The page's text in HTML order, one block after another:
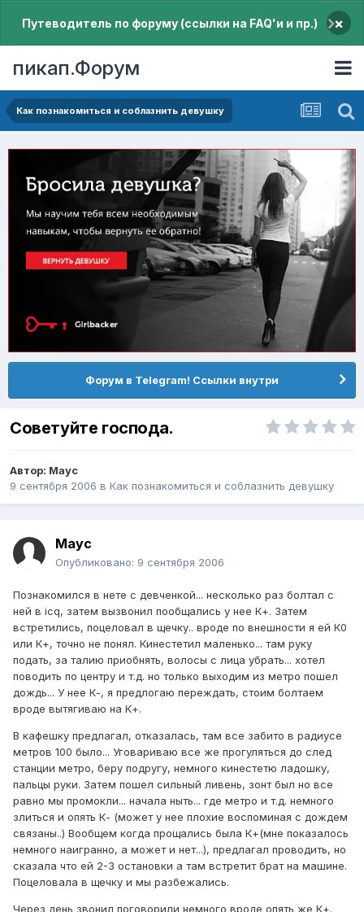
Путеводитель по форуму (ссылки на FAQ'и и пр.) ×
пикап.Форум
Как познакомиться и соблазнить девушку
Форум в Telegram! Ссылки внутри
Советуйте господа.
Автор: Mayc
9 сентября 2006 в Как познакомиться и соблазнить девушку
Mayc
Опубликовано: 9 сентября 2006
Познакомился в нете с девченкой... несколько раз болтал с
ней в icq, затем вызвонил пообщались у нее К+. Затем
встретились, поцеловал в щечку.. вроде по внешности я ей К0
или К+, точно не понял. Кинестетил маленько... там руку
подать, за талию приобнять, волосы с лица убрать... хотел
поводить по центру и т.д. но только выходим из метро пошел
дождь... У нее К-, я предлогаю переждать, стоим болтаем
вроде вытягиваю на К+.
В кафешку предлагал, отказалась, там все забито в радиусе
метров 100 было... Уговариваю все же прогуляться до след
станции метро, беру подругу, немного кинестетю ладошку,
пальцы руки. Затем пошел сильный ливень, зонт был но все
равно мы промокли... начала ныть... где метро и т.д. немного
злиться и опять К- (может у нее плохие воспоминая с дождем
связаны..) Вообщем когда прощались была К+(мне показалось
немного наигранно, а может и нет...), предлагал проводить, но
сказала что ей 2-3 остановки а там встретит брат на машине.
Поцеловала в щечку и мы разбежались.
Через день звонил поговорили немного вроде опять же К+.